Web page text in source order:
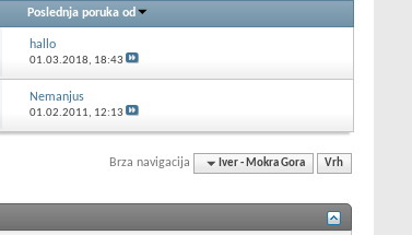
Poslednja poruka od
hallo
01.03.2018, 18:43
Nemanjus
01.02.2011, 12:13
Brza navigacija Iver - Mokra Gora Vrh